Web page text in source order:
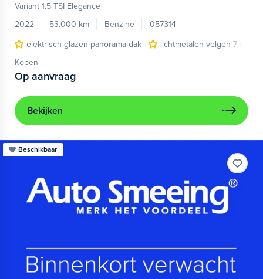
Variant 1.5 TSI Elegance
2022
53.000 km Benzine
057314
elektrisch glazen panorama-dak
lichtmetalen velgen 7-
Kopen
Op aanvraag
Bekijken
Beschikbaar